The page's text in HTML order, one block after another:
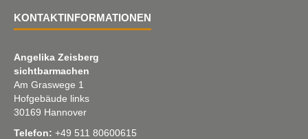
KONTAKTINFORMATIONEN
Angelika Zeisberg
sichtbarmachen
Am Graswege 1
Hofgebäude links
30169 Hannover
Telefon: +49 511 80600615